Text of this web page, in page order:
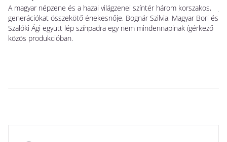
A magyar népzene és a hazai világzenei színtér három korszakos,
generációkat összekötő énekesnője, Bognár Szilvia, Magyar Bori és
Szalóki Ági együtt lép színpadra egy nem mindennapinak ígérkező
közös produkcióban.